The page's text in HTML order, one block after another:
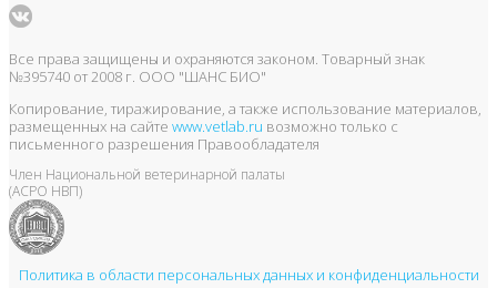
Все права защищены и охраняются законом. Товарный знак
№395740 от 2008 г. ООО "ШАНС БИО"
Копирование, тиражирование, а также использование материалов,
размещенных на сайте www.vetlab.ru возможно только с
письменного разрешения Правообладателя
Член Национальной ветеринарной палаты
(АСРО НВП)
Политика в области персональных данных и конфиденциальности